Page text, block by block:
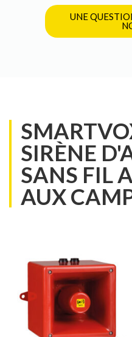
UNE
SIRÈNE
SANS FIL
AUX